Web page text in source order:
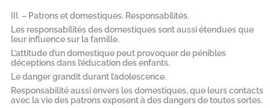
III. – Patrons et domestiques. Responsabilités.
Les responsabilités des domestiques sont aussi étendues que
leur influence sur la famille.
L’attitude d’un domestique peut provoquer de pénibles
déceptions dans l’éducation des enfants.
Le danger grandit durant l’adolescence.
Responsabilité aussi envers les domestiques, que leurs contacts
avec la vie des patrons exposent à des dangers de toutes sortes.